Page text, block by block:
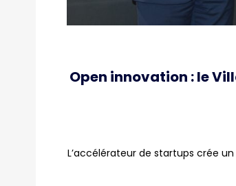
Open innovation : le
L’accélérateur de startups crée